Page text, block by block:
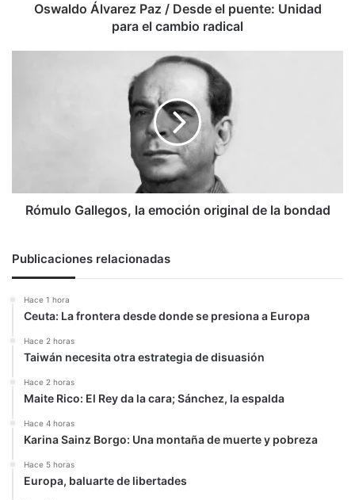
Oswaldo Álvarez Paz / Desde el puente: Unidad
para el cambio radical
Rómulo Gallegos, la emoción original de la bondad
Publicaciones relacionadas
Hace 1 hora
Ceuta: La frontera desde donde se presiona a Europa
Hace 2 horas
Taiwán necesita otra estrategia de disuasión
Hace 2 horas
Maite Rico: El Rey da la cara; Sánchez, la espalda
Hace 4 horas
Karina Sainz Borgo: Una montaña de muerte y pobreza
Hace 5 horas
Europa, baluarte de libertades